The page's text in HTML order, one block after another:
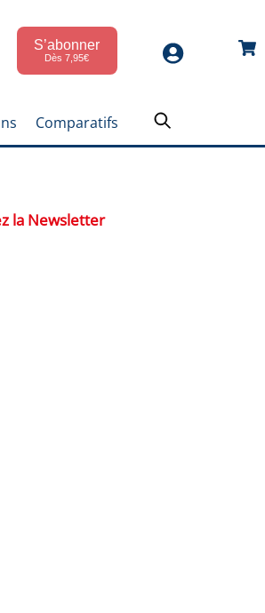
S’abonner
Dès 7,95€
Comparatifs
la Newsletter